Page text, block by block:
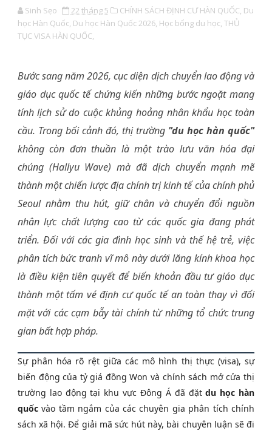
Sinh Sẹo 22 tháng 5 CHÍNH SÁCH ĐỊNH CƯ HÀN QUỐC, Du
học Hàn Quốc, Du học Hàn Quốc 2026, Học bổng du học, THỦ
TỤC VISA HÀN QUỐC,
Bước sang năm 2026, cục diện dịch chuyển lao động và
giáo dục quốc tế chứng kiến những bước ngoặt mang
tính lịch sử do cuộc khủng hoảng nhân khẩu học toàn
cầu. Trong bối cảnh đó, thị trường "du học hàn quốc"
không còn đơn thuần là một trào lưu văn hóa đại
chúng (Hallyu Wave) mà đã dịch chuyển mạnh mẽ
thành một chiến lược địa chính trị kinh tế của chính phủ
Seoul nhằm thu hút, giữ chân và chuyển đổi nguồn
nhân lực chất lượng cao từ các quốc gia đang phát
triển. Đối với các gia đình học sinh và thế hệ trẻ, việc
phân tích bức tranh vĩ mô này dưới lăng kính khoa học
là điều kiện tiên quyết để biến khoản đầu tư giáo dục
thành một tấm vé định cư quốc tế an toàn thay vì đối
mặt với các cạm bẫy tài chính từ những tổ chức trung
gian bất hợp pháp.
Sự phân hóa rõ rệt giữa các mô hình thị thực (visa), sự
biến động của tỷ giá đồng Won và chính sách mở cửa thị
trường lao động tại khu vực Đông Á đã đặtdu học hàn
quốcvào tầm ngắm của các chuyên gia phân tích chính
sách xã hội. Để giải mã sức hút này, bài chuyên luận sẽ đi